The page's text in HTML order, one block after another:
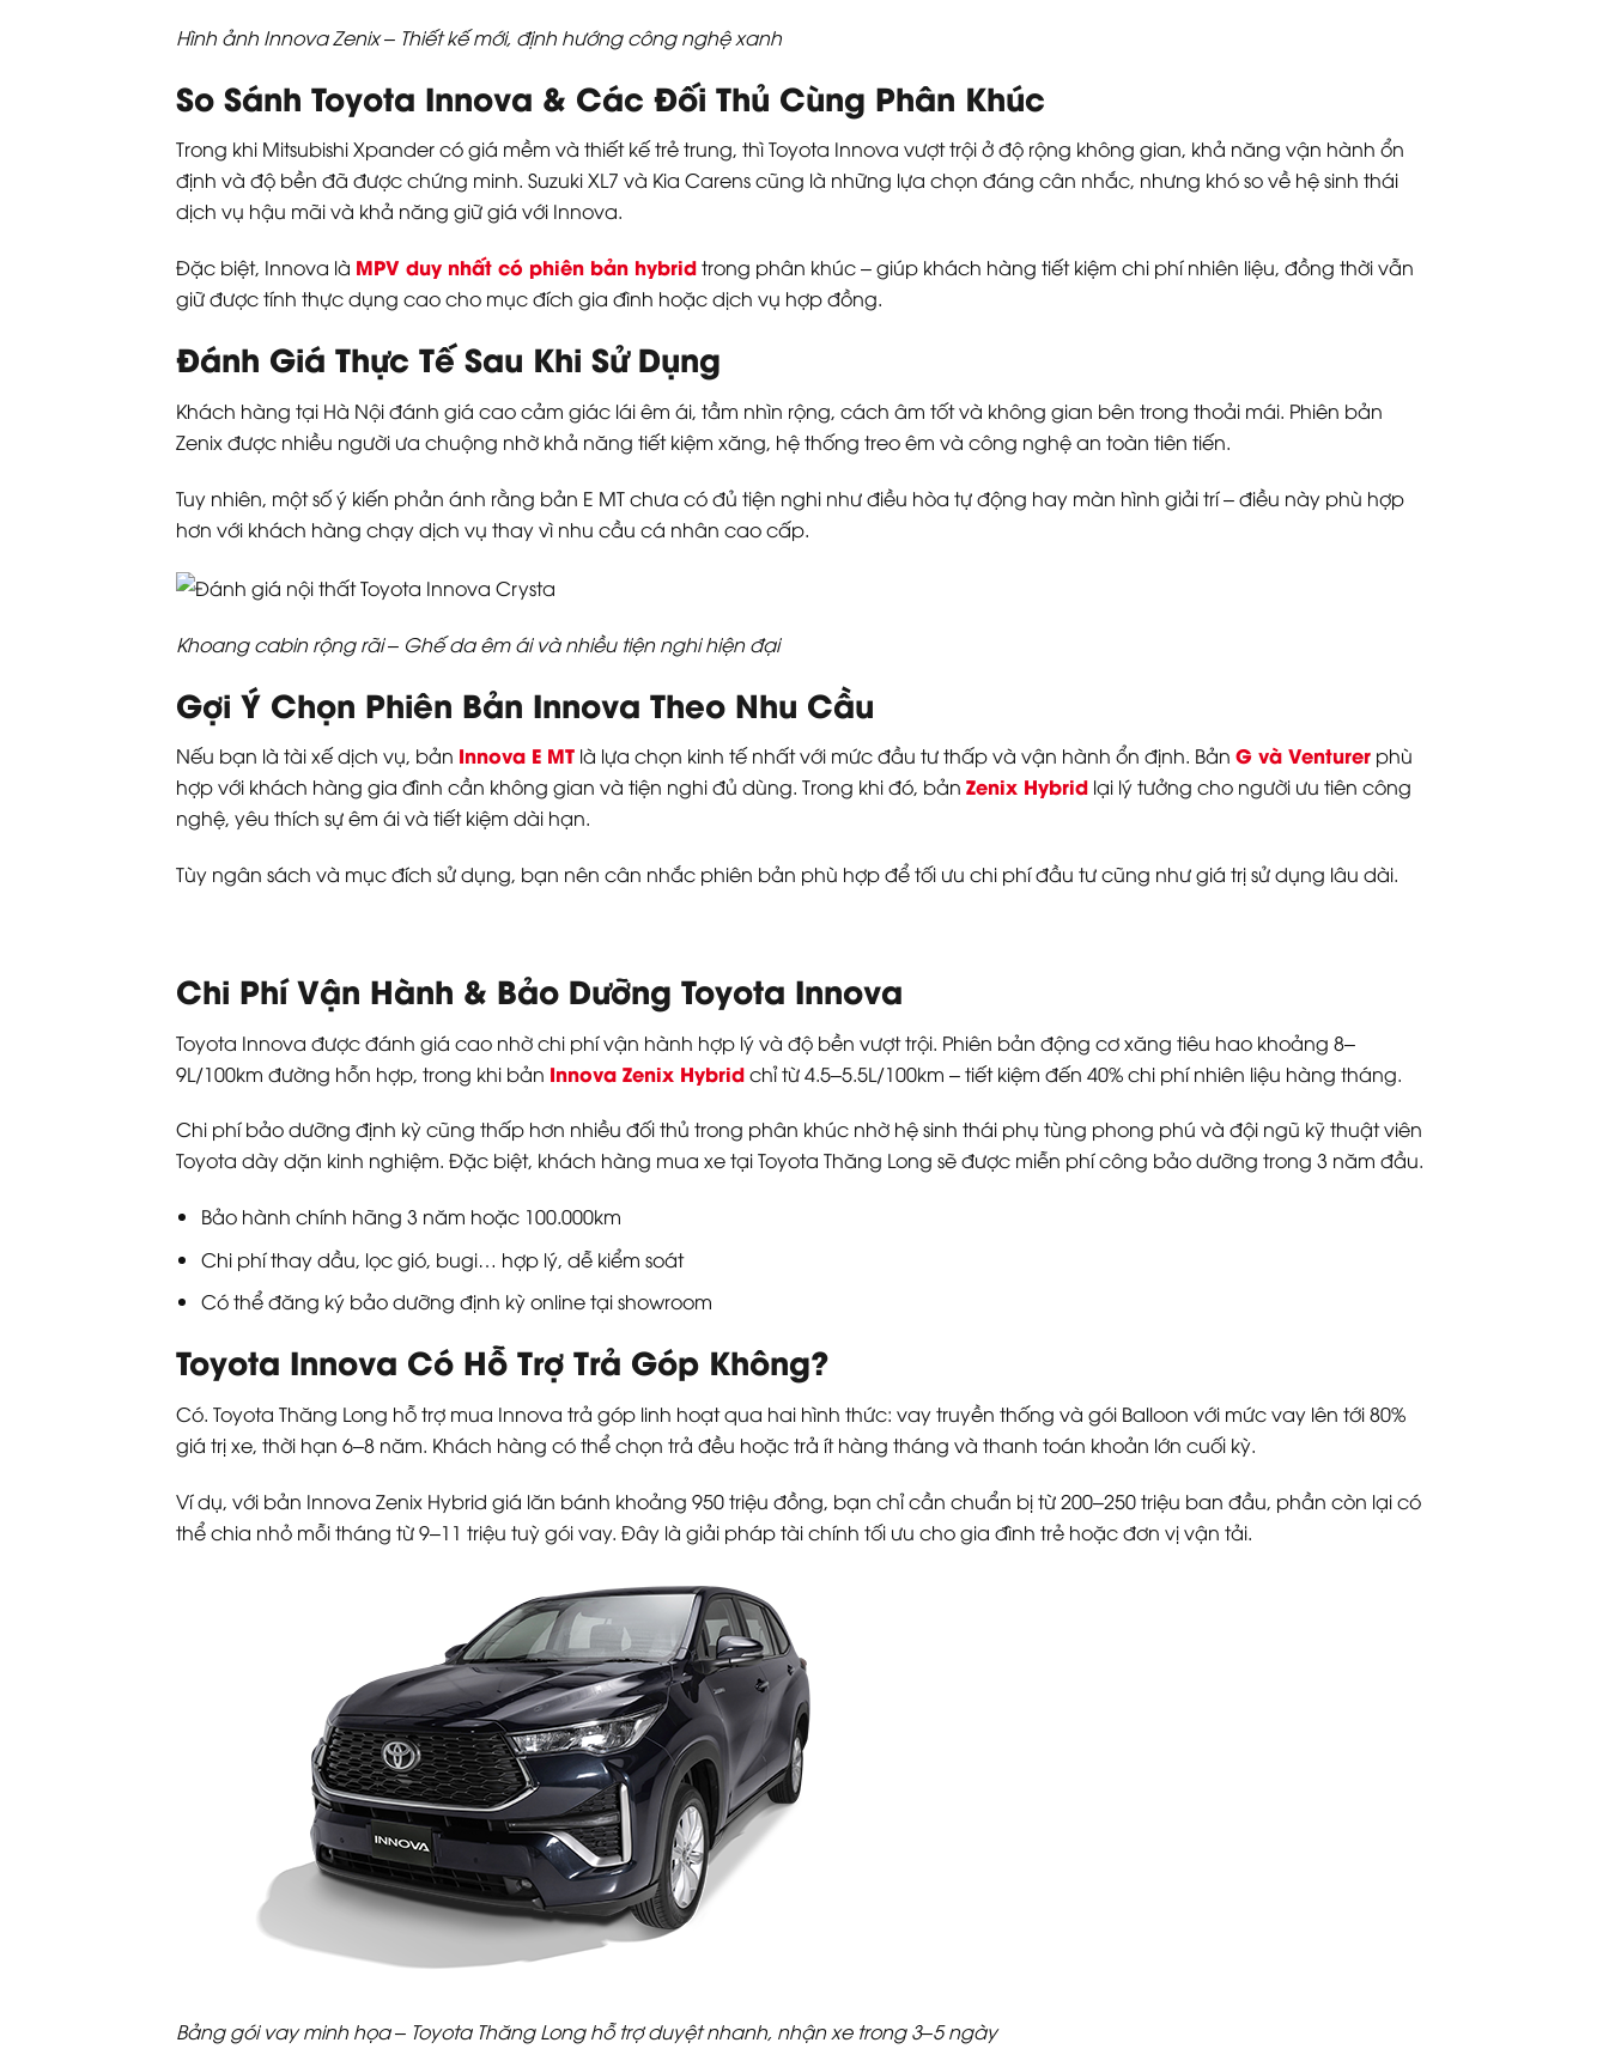
Hình ảnh Innova Zenix – Thiết kế mới, định hướng công nghệ xanh
So Sánh Toyota Innova & Các Đối Thủ Cùng Phân Khúc
Trong khi Mitsubishi Xpander có giá mềm và thiết kế trẻ trung, thì Toyota Innova vượt trội ở độ rộng không gian, khả năng vận hành ổn
định và độ bền đã được chứng minh. Suzuki XL7 và Kia Carens cũng là những lựa chọn đáng cân nhắc, nhưng khó so về hệ sinh thái
dịch vụ hậu mãi và khả năng giữ giá với Innova.
Đặc biệt, Innova là MPV duy nhất có phiên bản hybridtrong phân khúc – giúp khách hàng tiết kiệm chi phí nhiên liệu, đồng thời vẫn
giữ được tính thực dụng cao cho mục đích gia đình hoặc dịch vụ hợp đồng.
Đánh Giá Thực Tế Sau Khi Sử Dụng
Khách hàng tại Hà Nội đánh giá cao cảm giác lái êm ái, tầm nhìn rộng, cách âm tốt và không gian bên trong thoải mái. Phiên bản
Zenix được nhiều người ưa chuộng nhờ khả năng tiết kiệm xăng, hệ thống treo êm và công nghệ an toàn tiên tiến.
Tuy nhiên, một số ý kiến phản ánh rằng bản E MT chưa có đủ tiện nghi như điều hòa tự động hay màn hình giải trí – điều này phù hợp
hơn với khách hàng chạy dịch vụ thay vì nhu cầu cá nhân cao cấp.
Khoang cabin rộng rãi – Ghế da êm ái và nhiều tiện nghi hiện đại
Gợi Ý Chọn Phiên Bản Innova Theo Nhu Cầu
Nếu bạn là tài xế dịch vụ, bản Innova E MT là lựa chọn kinh tế nhất với mức đầu tư thấp và vận hành ổn định. Bản G và Venturer phù
hợp với khách hàng gia đình cần không gian và tiện nghi đủ dùng. Trong khi đó, bản Zenix Hybrid lại lý tưởng cho người ưu tiên công
nghệ, yêu thích sự êm ái và tiết kiệm dài hạn.
Tùy ngân sách và mục đích sử dụng, bạn nên cân nhắc phiên bản phù hợp để tối ưu chi phí đầu tư cũng như giá trị sử dụng lâu dài.
Chi Phí Vận Hành & Bảo Dưỡng Toyota Innova
Toyota Innova được đánh giá cao nhờ chi phí vận hành hợp lý và độ bền vượt trội. Phiên bản động cơ xăng tiêu hao khoảng 8–
9L/100km đường hỗn hợp, trong khi bản Innova Zenix Hybridchỉ từ 4.5–5.5L/100km – tiết kiệm đến 40% chi phí nhiên liệu hàng tháng.
Chi phí bảo dưỡng định kỳ cũng thấp hơn nhiều đối thủ trong phân khúc nhờ hệ sinh thái phụ tùng phong phú và đội ngũ kỹ thuật viên
Toyota dày dặn kinh nghiệm. Đặc biệt, khách hàng mua xe tại Toyota Thăng Long sẽ được miễn phí công bảo dưỡng trong 3 năm đầu.
Bảo hành chính hãng 3 năm hoặc 100.000km
Chi phí thay dầu, lọc gió, bugi… hợp lý, dễ kiểm soát
Có thể đăng ký bảo dưỡng định kỳ online tại showroom
Toyota Innova Có Hỗ Trợ Trả Góp Không?
Có. Toyota Thăng Long hỗ trợ mua Innova trả góp linh hoạt qua hai hình thức: vay truyền thống và gói Balloon với mức vay lên tới 80%
giá trị xe, thời hạn 6–8 năm. Khách hàng có thể chọn trả đều hoặc trả ít hàng tháng và thanh toán khoản lớn cuối kỳ.
Ví dụ, với bản Innova Zenix Hybrid giá lăn bánh khoảng 950 triệu đồng, bạn chỉ cần chuẩn bị từ 200–250 triệu ban đầu, phần còn lại có
thể chia nhỏ mỗi tháng từ 9–11 triệu tuỳ gói vay. Đây là giải pháp tài chính tối ưu cho gia đình trẻ hoặc đơn vị vận tải.
Bảng gói vay minh họa – Toyota Thăng Long hỗ trợ duyệt nhanh, nhận xe trong 3–5 ngày